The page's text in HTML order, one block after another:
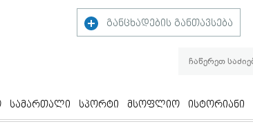
განცხადების განთავსება
სამართალი სპორტი მსოფლიო ისტორიანი